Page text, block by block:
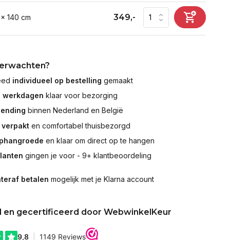
140 cm 349,-
individueel op bestelling gemaakt
werkdagen klaar voor bezorging
binnen Nederland en België
en comfortabel thuisbezorgd
en klaar om direct op te hangen
gingen je voor - 9+ klantbeoordeling
betalen mogelijk met je Klarna account
en gecertificeerd door WebwinkelKeur